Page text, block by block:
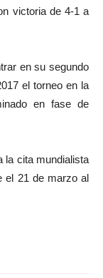
victoria de 4-1 a
en su segundo
el torneo en la
en fase de
la cita mundialista
el 21 de marzo al